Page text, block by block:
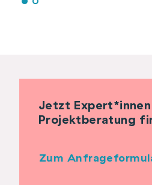
Jetzt
Projektberatung
Zum